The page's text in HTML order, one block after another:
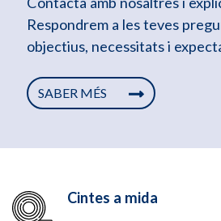
Respondrem a les teves
objectius, necessitats i
SABER MÉS
Cintes a mida